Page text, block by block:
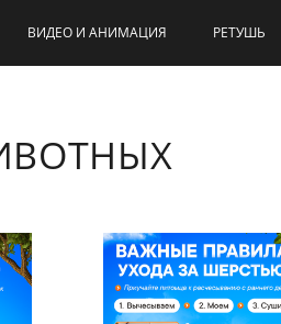
ВИДЕО И АНИМАЦИЯ РЕТУШЬ